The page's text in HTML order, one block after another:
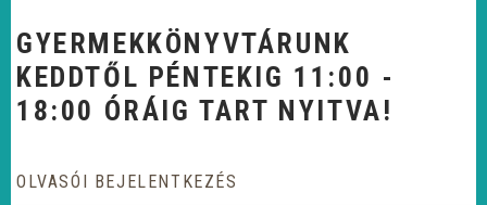
GYERMEKKÖNYVTÁRUNK
KEDDTŐL PÉNTEKIG 11:00 -
18:00 ÓRÁIG TART NYITVA!
OLVASÓI BEJELENTKEZÉS